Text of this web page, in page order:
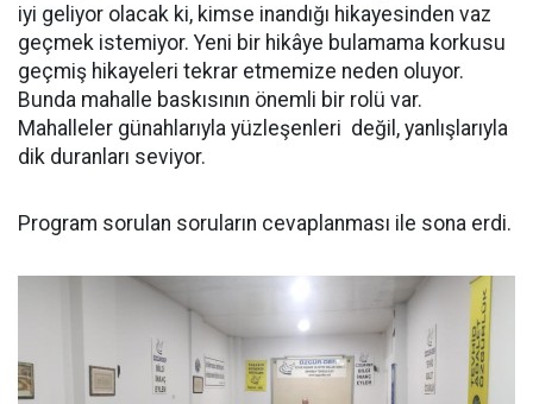
iyi geliyor olacak ki, kimse inandığı hikayesinden vaz
geçmek istemiyor. Yeni bir hikâye bulamama korkusu
geçmiş hikayeleri tekrar etmemize neden oluyor.
Bunda mahalle baskısının önemli bir rolü var.
Mahalleler günahlarıyla yüzleşenleri değil, yanlışlarıyla
dik duranları seviyor.
Program sorulan soruların cevaplanması ile sona erdi.